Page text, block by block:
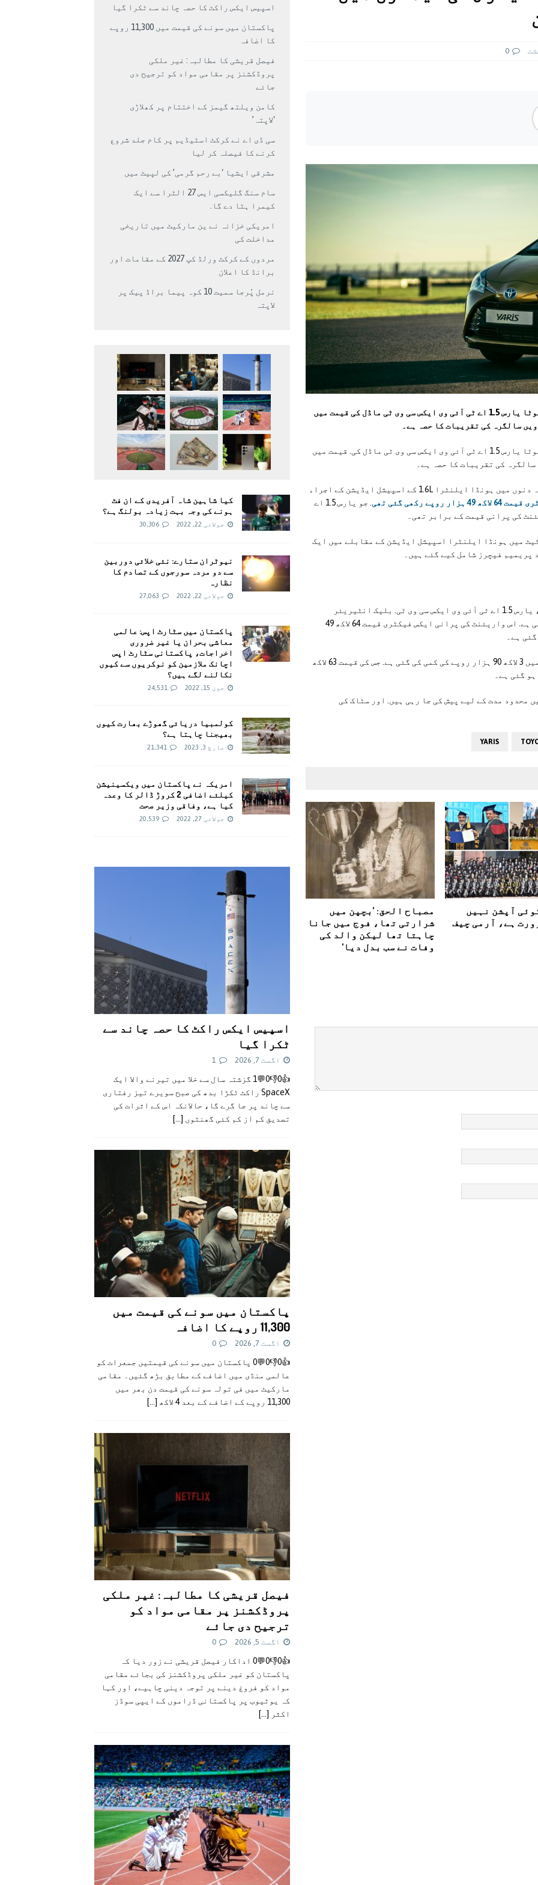
پر کام جلد شروع کرنے کا فیصلہ کر لیا پاکستان
حصہ چاند سے ٹکرا گیا
0
ٹویوٹا انڈس موٹر کمپنی نے پاکستان میں ٹویوٹا یارس 1.5 اے ٹی آئی وی ایکس سی وی ٹی ماڈل کی قیمت میں
ٹویوٹا انڈس موٹر کمپنی نے پاکستان میں ٹویوٹا یارس 1.5 اے ٹی آئی وی ایکس سی وی ٹی ماڈل کی. قیمت میں
یہ اقدام ہونڈا نشاط موٹرز کی. جانب سے حالیہ دنوں میں ہونڈا ایلنٹرا 1.6L کے اسپیشل ایڈیشن کے اجراء
روپے رکھی گئی تھی
. جو یارس 1.5 اے
کی پرانی قیمت کے برابر تھی۔
میں ہونڈا ایلنٹرا اسپیشل ایڈیشن کے مقابلے میں ایک
فیچرز شامل کیے گئے ہیں۔
کمپنی کی جانب سے جاری نئی قیمتوں کے مطابق، یارس 1.5 اے ٹی آئی وی ایکس سی وی ٹی. بلیک انٹیریئر
واریئنٹ کی قیمت میں 4 لاکھ روپے کی کمی کی گئی ہے. اس واریئنٹ کی پرانی ایکس فیکٹری قیمت 64 لاکھ 49
اسی واریئنٹ کے بیج انٹیریئر ورژن کی قیمت میں 3 لاکھ 90 ہزار روپے کی کمی کی گئی ہے. جس کی قیمت 63 لاکھ
محدود مدت کے لیے پیش کی جا رہی ہیں. اور سٹاک کی
YARIS
آپشن نہیں
ہے، آرمی چیف
مصباح الحق: ’بچپن میں
شرارتی تھا، فوج میں جانا
چاہتا تھا لیکن والد کی
وفات نے سب بدل دیا‘
اسپیس ایکس راکٹ کا حصہ چاند سے ٹکرا گیا
پاکستان میں سونے کی قیمت میں 11,300 روپے
کا اضافہ
فیصل قریشی کا مطالبہ: غیر ملکی
پروڈکشنز پر مقامی مواد کو ترجیح دی
جائے
کامن ویلتھ گیمز کے اختتام پر کھلاڑی
‘لاپتہ’
سی ڈی اے نے کرکٹ اسٹیڈیم پر کام جلد شروع
کرنے کا فیصلہ کر لیا
مشرقی ایشیا ‘بے رحم گرمی’ کی لپیٹ میں
سام سنگ گلیکسی ایس 27 الٹرا سے ایک
کیمرا ہٹا دے گا.
امریکی خزانہ نے ین مارکیٹ میں تاریخی
مداخلت کی
مردوں کے کرکٹ ورلڈ کپ 2027 کے مقامات اور
برانڈ کا اعلان
نرمل پُرجا سمیت 10 کوہ پیما براڈ پیک پر
لاپتہ
کیا شاہین شاہ آفریدی کے ان فٹ
ہونے کی وجہ بہت زیادہ بولنگ ہے؟
جولائی 22, 2022 30,306
نیوٹران ستارے: نئی خلائی دوربین
سے دو مردہ سورجوں کے تصادم کا
نظارہ
جولائی 22, 2022 27,063
پاکستان میں سٹارٹ اپس: عالمی
معاشی بحران یا غیر ضروری
اخراجات، پاکستانی سٹارٹ اپس
اچانک ملازمین کو نوکریوں سے کیوں
نکالنے لگے ہیں؟
جون 15, 2022 24,531
کولمبیا دریائی گھوڑے بھارت کیوں
بھیجنا چاہتا ہے؟
مارچ 3, 2023 21,341
امريکہ نے پاکستان میں ویکسینیشن
کیلئے اضافی 2 کروڑ ڈالر کا وعدہ
کیا ہے، وفاقی وزیر صحت
جولائی 27, 2022 20,539
اسپیس ایکس راکٹ کا حصہ چاند سے
ٹکرا گیا
اگست 7, 2026 1
👍0👎0💬1 گزشتہ سال سے خلا میں تیرنے والا ایک
SpaceX راکٹ ٹکڑا بدھ کی صبح سویرے تیز رفتاری
سے چاند پر جا گرے گا، حالانکہ اس کے اثرات کی
تصدیق کم از کم کئی گھنٹوں [...]
پاکستان میں سونے کی قیمت میں
11,300 روپے کا اضافہ
اگست 7, 2026 0
👍0👎0💬0 پاکستان میں سونے کی قیمتیں جمعرات کو
عالمی منڈی میں اضافے کے مطابق بڑھ گئیں۔ مقامی
مارکیٹ میں فی تولہ سونے کی قیمت دن بھر میں
11,300 روپے کے اضافے کے بعد 4 لاکھ
[...]
فیصل قریشی کا مطالبہ: غیر ملکی
پروڈکشنز پر مقامی مواد کو
ترجیح دی جائے
اگست 5, 2026 0
👍0👎0💬0 اداکار فیصل قریشی نے زور دیا کہ
پاکستان کو غیر ملکی پروڈکشنز کی بجائے مقامی
مواد کو فروغ دینے پر توجہ دینی چاہیے، اور کہا
کہ یوٹیوب پر پاکستانی ڈراموں کے ایپی سوڈز
اکثر
[...]